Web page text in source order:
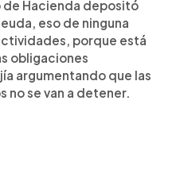
de Hacienda depositó
eso de ninguna
porque está
obligaciones
argumentando que las
se van a detener.